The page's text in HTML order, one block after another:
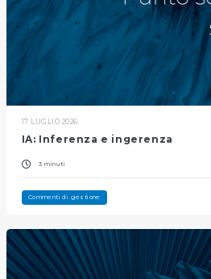
17 LUGLIO 2026
IA: Inferenza e ingerenza
3 minuti
Commenti di gestione